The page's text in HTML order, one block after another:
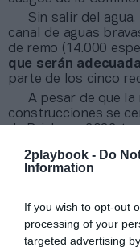
2playbook - Do
Information
If you wish to opt-out
processing of your
targeted advertising
Sin salir del
canal de aguas
de remo (14.000
que serán
parte de los cinco
A pesar de que
construcciones se
Coast, que podría
baloncesto. Sin
6.000 espectadores
que “el torneo de
completo (fase